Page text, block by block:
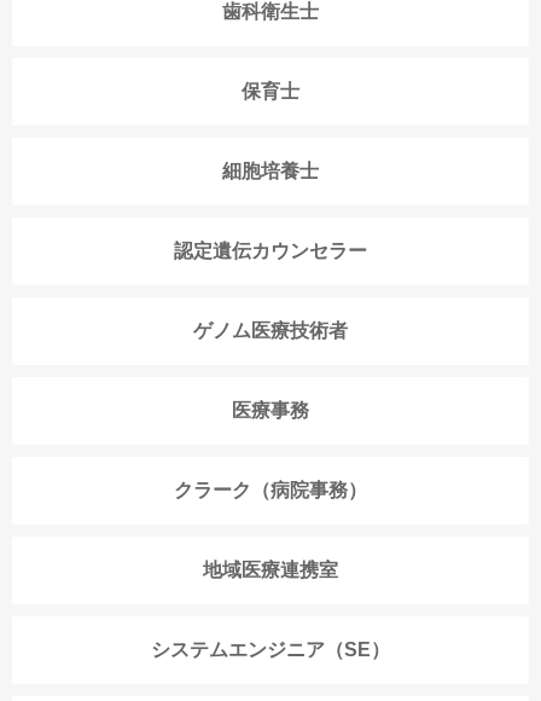
歯科衛生士
保育士
細胞培養士
認定遺伝カウンセラー
ゲノム医療技術者
医療事務
クラーク（病院事務）
地域医療連携室
システムエンジニア（SE）